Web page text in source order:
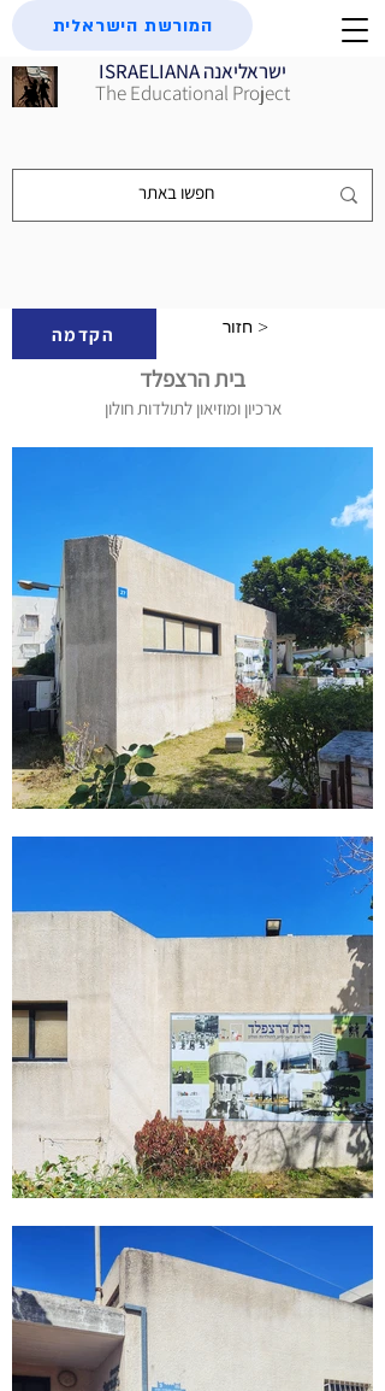
ISRAELIANA ישראליאנה
The Educational Project
המורשת הישראלית
הקדמה חזור >
בית הרצפלד
ארכיון ומוזיאון לתולדות חולון